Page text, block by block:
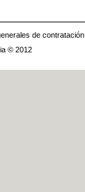
de contratación
© 2012